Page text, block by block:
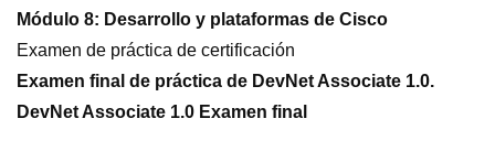
Módulo 8: Desarrollo y plataformas de Cisco
Examen de práctica de certificación
Examen final de práctica de DevNet Associate 1.0.
DevNet Associate 1.0 Examen final